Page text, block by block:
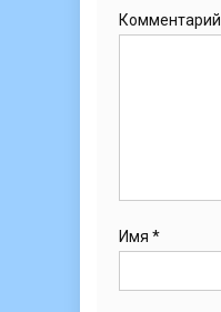
Комментарий
Имя *